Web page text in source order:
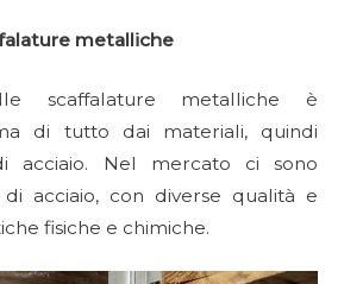
metalliche
scaffalature metalliche è
di tutto dai materiali, quindi
acciaio. Nel mercato ci sono
acciaio, con diverse qualità e
fisiche e chimiche.